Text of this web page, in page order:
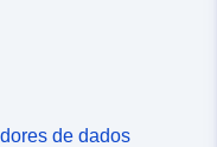
de dados